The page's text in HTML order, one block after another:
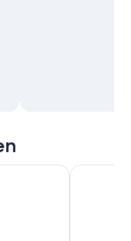
University Indoor-